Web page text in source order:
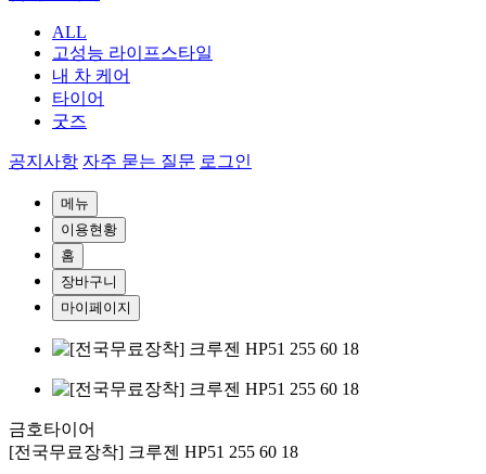
ALL
고성능 라이프스타일
내 차 케어
타이어
굿즈
공지사항 자주 묻는 질문 로그인
메뉴
이용현황
홈
장바구니
마이페이지
금호타이어
[전국무료장착] 크루젠 HP51 255 60 18